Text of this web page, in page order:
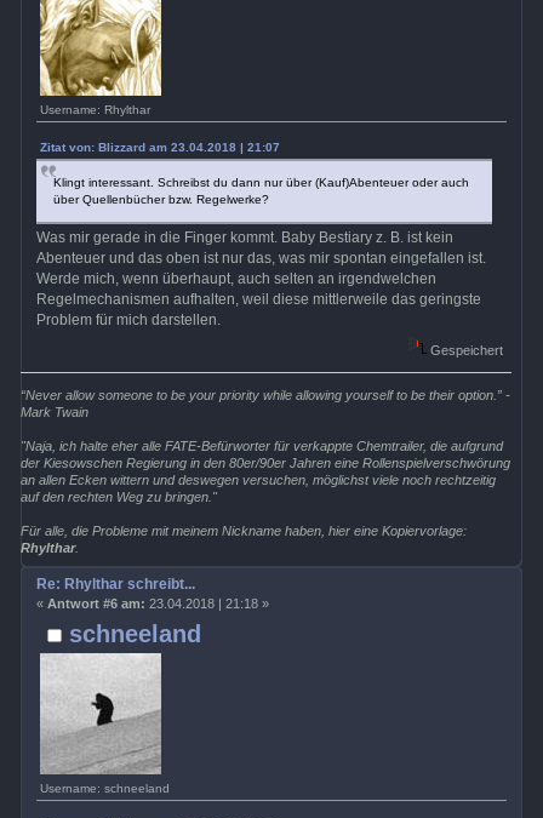
Username: Rhylthar
Zitat von: Blizzard am 23.04.2018 | 21:07
Klingt interessant. Schreibst du dann nur über (Kauf)Abenteuer oder auch
über Quellenbücher bzw. Regelwerke?
Was mir gerade in die Finger kommt. Baby Bestiary z. B. ist kein
Abenteuer und das oben ist nur das, was mir spontan eingefallen ist.
Werde mich, wenn überhaupt, auch selten an irgendwelchen
Regelmechanismen aufhalten, weil diese mittlerweile das geringste
Problem für mich darstellen.
Gespeichert
“Never allow someone to be your priority while allowing yourself to be their option.” -
Mark Twain
"Naja, ich halte eher alle FATE-Befürworter für verkappte Chemtrailer, die aufgrund
der Kiesowschen Regierung in den 80er/90er Jahren eine Rollenspielverschwörung
an allen Ecken wittern und deswegen versuchen, möglichst viele noch rechtzeitig
auf den rechten Weg zu bringen."
Für alle, die Probleme mit meinem Nickname haben, hier eine Kopiervorlage:
Rhylthar.
schneeland
Username: schneeland
Re: Rhylthar schreibt...
« Antwort #6 am: 23.04.2018 | 21:18 »